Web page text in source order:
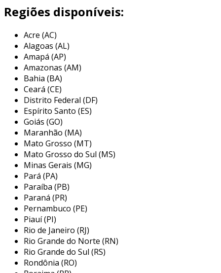
principal objetivo é criar uma área que possa
ser utilizada em diferentes condições climáticas,
aumentando a funcionalidade da varanda.
além de oferecer estética e conforto, o
fechamento de varandas tem se tornado uma
tendência no mercado imobiliário, uma vez que
agrega valor ao imóvel e proporciona uma
melhor experiência de uso. com o avanço das
tecnologias, as empresas do setor têm
investido em produtos que garantem
segurança, resistência e durabilidade,
tornando-se uma solução prática e eficaz para
quem deseja otimizar o espaço em sua
residência.
principais serviços oferecidos por
empresas de fechamento de
varandas
as empresas de fechamento de varandas
oferecem uma variedade de serviços que
atendem desde a consultoria inicial até a
instalação final do produto. É importante
Regiões disponíveis:
Acre (AC)
Alagoas (AL)
Amapá (AP)
Amazonas (AM)
Bahia (BA)
Ceará (CE)
Distrito Federal (DF)
Espírito Santo (ES)
Goiás (GO)
Maranhão (MA)
Mato Grosso (MT)
Mato Grosso do Sul (MS)
Minas Gerais (MG)
Pará (PA)
Paraíba (PB)
Paraná (PR)
Pernambuco (PE)
Piauí (PI)
Rio de Janeiro (RJ)
Rio Grande do Norte (RN)
Rio Grande do Sul (RS)
Rondônia (RO)